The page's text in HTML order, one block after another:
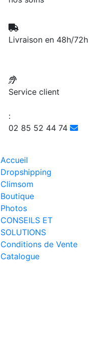
Livraison en 48h/72h
Service client
:
02 85 52 44 74
Accueil
Dropshipping
Climsom
Boutique
Photos
CONSEILS ET
SOLUTIONS
Conditions de Vente
Catalogue